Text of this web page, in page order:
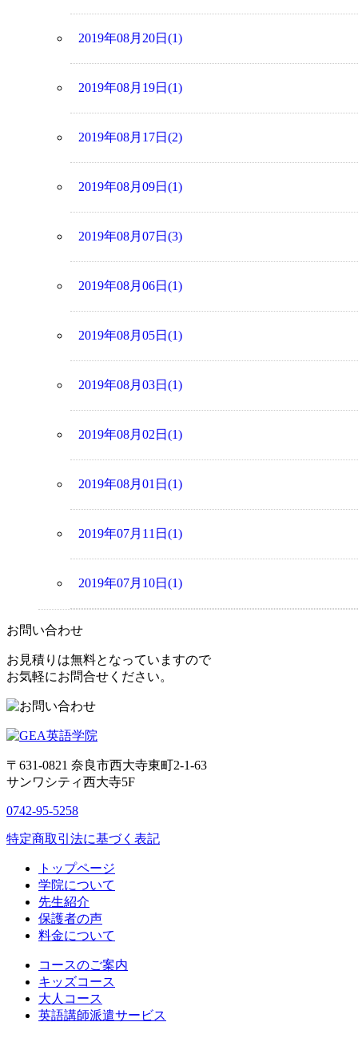
2019年08月20日(1)
2019年08月19日(1)
2019年08月17日(2)
2019年08月09日(1)
2019年08月07日(3)
2019年08月06日(1)
2019年08月05日(1)
2019年08月03日(1)
2019年08月02日(1)
2019年08月01日(1)
2019年07月11日(1)
2019年07月10日(1)
お問い合わせ
お見積りは無料となっていますので
お気軽にお問合せください。
〒631-0821 奈良市西大寺東町2-1-63
サンワシティ西大寺5F
0742-95-5258
特定商取引法に基づく表記
トップページ
学院について
先生紹介
保護者の声
料金について
コースのご案内
キッズコース
大人コース
英語講師派遣サービス